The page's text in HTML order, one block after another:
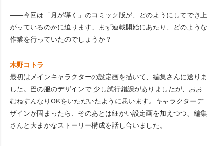
――今回は「月が導く」のコミック版が、どのようにしてでき上
がっているのかに迫ります。まず連載開始にあたり、どのような
作業を行っていたのでしょうか？
木野コトラ
最初はメインキャラクターの設定画を描いて、編集さんに送りま
した。巴の服のデザインで 少し試行錯誤がありましたが、おお
むねすんなりOKをいただいたように思います。キャラクターデ
ザインが固まったら、そのあとは細かい設定画を加えつつ、編集
さんと大まかなストーリー構成を話し合いました。